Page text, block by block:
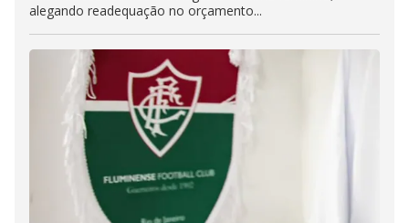
alegando readequação no orçamento...